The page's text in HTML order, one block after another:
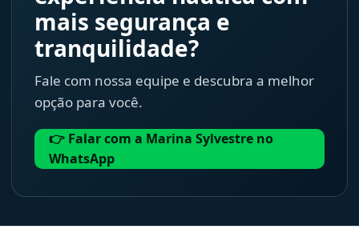
mais segurança e
tranquilidade?
Fale com nossa equipe e descubra a melhor
opção para você.
👉 Falar com a Marina Sylvestre no
WhatsApp